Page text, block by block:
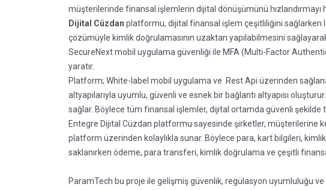
müşterilerinde finansal işlemlerin dijital dönüşümünü
Dijital Cüzdan platformu, dijital finansal işlem çeşitliliğini sağlarken
çözümüyle kimlik doğrulamasının uzaktan yapılabilmesini
SecureNext mobil uygulama güvenliği ile MFA (Multi-Factor
yaratır.
Platform; White-label mobil uygulama ve Rest Api üzerinden
altyapılarıyla uyumlu, güvenli ve esnek bir bağlantı altyapısı
sağlar. Böylece tüm finansal işlemler, dijital ortamda güvenli şekilde
Entegre Dijital Cüzdan platformu sayesinde şirketler, müşterilerine
platform üzerinden kolaylıkla sunar. Böylece para, kart bilgileri,
saklanırken ödeme, para transferi, kimlik doğrulama ve çeşitli
ParamTech bu proje ile gelişmiş güvenlik, regülasyon uyumluluğu